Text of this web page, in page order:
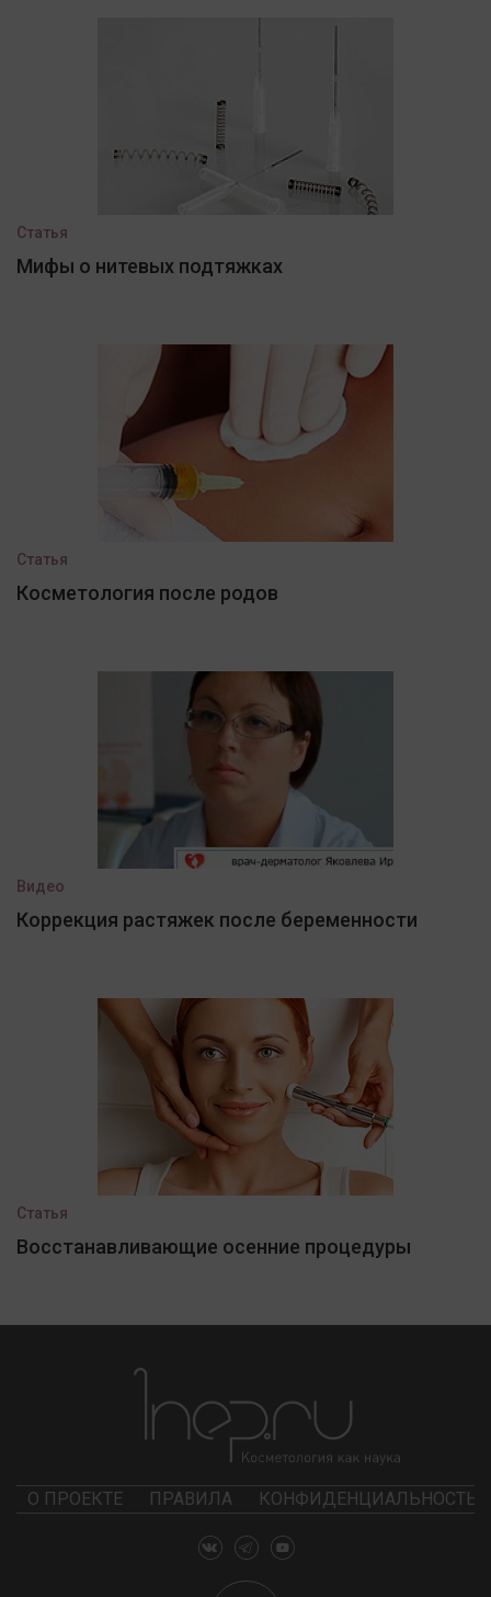
Статья
Мифы о нитевых подтяжках
Статья
Косметология после родов
Видео
Коррекция растяжек после беременности
Статья
Восстанавливающие осенние процедуры
О ПРОЕКТЕ ПРАВИЛА КОНФИДЕНЦИАЛЬНОСТЬ